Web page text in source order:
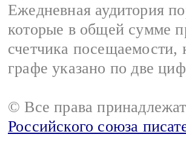
Ежедневная аудитория
которые в общей сумме
счетчика посещаемости,
графе указано по две
© Все права
Российского союза